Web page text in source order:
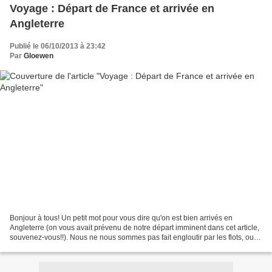
Voyage : Départ de France et arrivée en
Angleterre
Publié le 06/10/2013 à 23:42
Par Gloewen
Bonjour à tous! Un petit mot pour vous dire qu'on est bien arrivés en
Angleterre (on vous avait prévenu de notre départ imminent dans cet article,
souvenez-vous!!). Nous ne nous sommes pas fait engloutir par les flots, ouf!!